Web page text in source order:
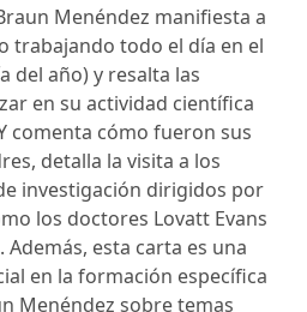
Menéndez manifiesta a
trabajando todo el día en el
del año) y resalta las
en su actividad científica
comenta cómo fueron sus
detalla la visita a los
investigación dirigidos por
los doctores Lovatt Evans
esta carta es una
en la formación específica
Menéndez sobre temas